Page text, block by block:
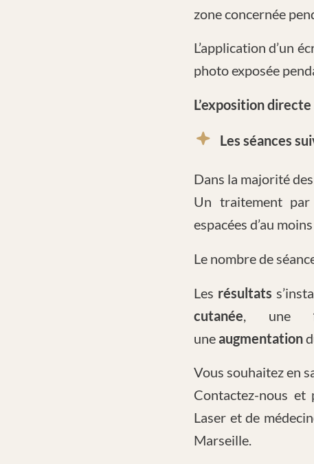
zone concernée
L’application d’un
photo exposée
L’exposition
Les séances
Dans la majorité
Un traitement par
espacées d’au
Le nombre de
Les résultats
cutanée , une
uneaugmentation
Vous souhaitez en
Contactez-nous et
Laser et de
Marseille.